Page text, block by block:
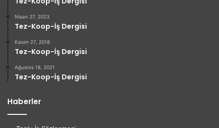
Nisan 27, 2023
Tez-Koop-İş Dergisi
Kasım 27, 2018
Tez-Koop-İş Dergisi
Ağustos 18, 2021
Tez-Koop-İş Dergisi
Haberler